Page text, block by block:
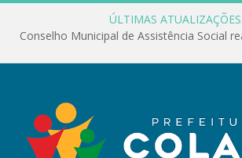
ÚLTIMAS ATUALIZAÇÕES: